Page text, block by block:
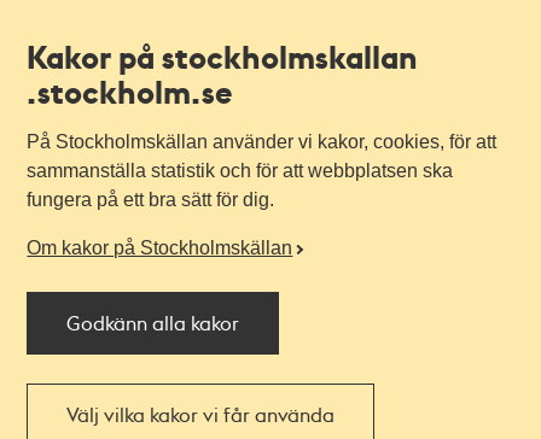
Kakor på stockholmskallan
.stockholm.se
På Stockholmskällan använder vi kakor, cookies, för att
sammanställa statistik och för att webbplatsen ska
fungera på ett bra sätt för dig.
Om kakor på Stockholmskällan
Godkänn alla kakor
Välj vilka kakor vi får använda